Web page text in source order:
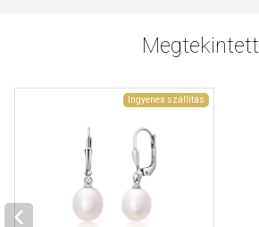
Megtekintett
Ingyenes szállítás